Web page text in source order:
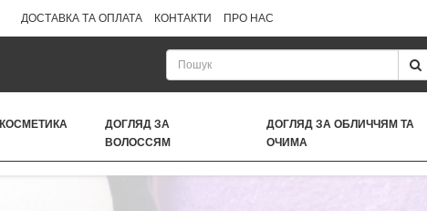
ДОСТАВКА ТА ОПЛАТА КОНТАКТИ ПРО НАС
КОСМЕТИКА
ДОГЛЯД ЗА
ВОЛОССЯМ
ДОГЛЯД ЗА ОБЛИЧЧЯМ ТА
ОЧИМА